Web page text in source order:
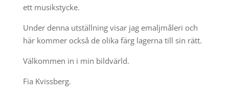
ett musikstycke.
Under denna utställning visar jag emaljmåleri och
här kommer också de olika färg lagerna till sin rätt.
Välkommen in i min bildvärld.
Fia Kvissberg.